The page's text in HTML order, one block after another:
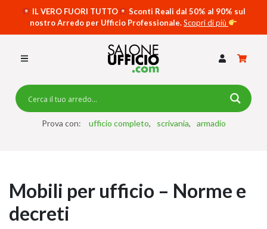
IL VERO FUORI TUTTO
Sconti Reali dal 50% al 90% sul
nostro Arredo per Ufficio Professionale.Scopri di più
Prova con: ufficio completo scrivania armadio
SCRIVANIE SPECIAL DESK
CASSETTIERE
RECEPTION
TAVOLI RIUNIONE
Mobili per ufficio – Norme e
decreti